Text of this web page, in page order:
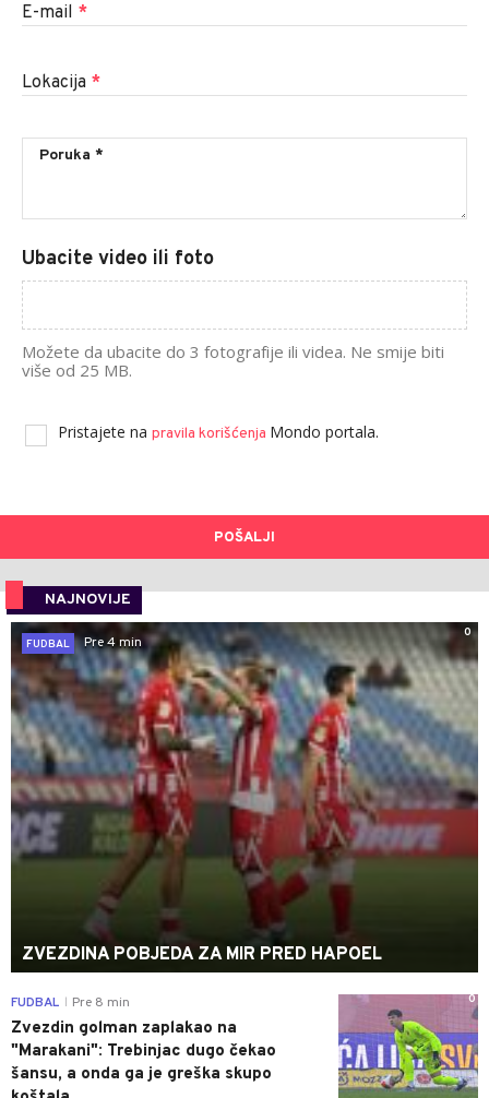
E-mail *
Lokacija *
Ubacite video ili foto
Možete da ubacite do 3 fotografije ili videa. Ne smije biti
više od 25 MB.
Pristajete na pravila korišćenja Mondo portala.
POŠALJI
NAJNOVIJE
0
FUDBAL
Pre 4 min
ZVEZDINA POBJEDA ZA MIR PRED HAPOEL
0
FUDBAL Pre 8 min
Zvezdin golman zaplakao na
"Marakani": Trebinjac dugo čekao
šansu, a onda ga je greška skupo